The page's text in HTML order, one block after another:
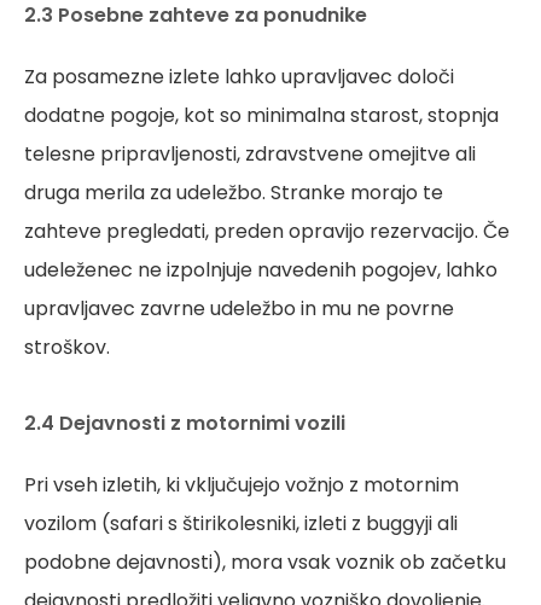
2.3 Posebne zahteve za ponudnike
Za posamezne izlete lahko upravljavec določi
dodatne pogoje, kot so minimalna starost, stopnja
telesne pripravljenosti, zdravstvene omejitve ali
druga merila za udeležbo. Stranke morajo te
zahteve pregledati, preden opravijo rezervacijo. Če
udeleženec ne izpolnjuje navedenih pogojev, lahko
upravljavec zavrne udeležbo in mu ne povrne
stroškov.
2.4 Dejavnosti z motornimi vozili
Pri vseh izletih, ki vključujejo vožnjo z motornim
vozilom (safari s štirikolesniki, izleti z buggyji ali
podobne dejavnosti), mora vsak voznik ob začetku